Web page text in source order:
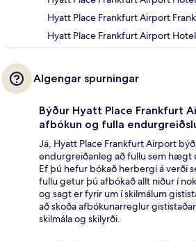
Hyatt Place Frankfurt Airport
Hyatt Place Frankfurt Airport
Algengar spurningar
Býður Hyatt Place Frankfurt
afbókun og fulla
Já, Hyatt Place Frankfurt Airport
endurgreiðanleg að fullu sem hægt
Ef þú hefur bókað herbergi á verði
fullu getur þú afbókað allt niður í
og sagt er fyrir um í skilmálum
að skoða afbókunarreglur
skilmála og skilyrði.